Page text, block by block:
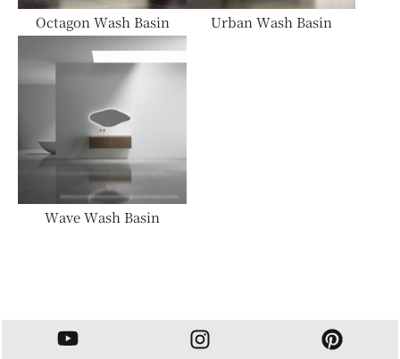
ラグ・カーペット
PRODUCT
Octagon Wash Basin Urban Wash Basin
Wave Wash Basin